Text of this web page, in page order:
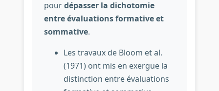
pourdépasser la dichotomie
entre évaluations formative et
sommative.
Les travaux de Bloom et al.
(1971) ont mis en exergue la
distinction entre évaluations